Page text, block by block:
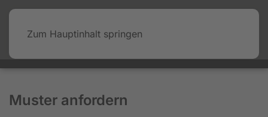
Zum Hauptinhalt springen
Muster anfordern